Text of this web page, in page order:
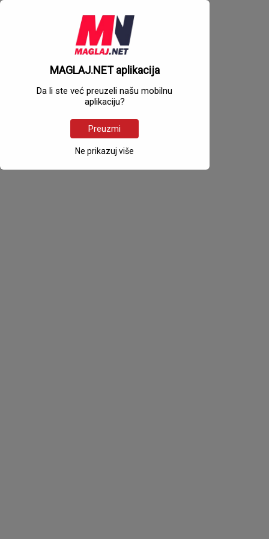
MAGLAJ.NET aplikacija
Da li ste već preuzeli našu mobilnu
aplikaciju?
Preuzmi
Ne prikazuj više